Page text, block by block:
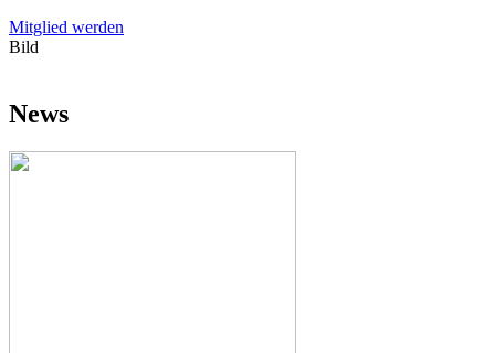
Mitglied werden
Bild
News